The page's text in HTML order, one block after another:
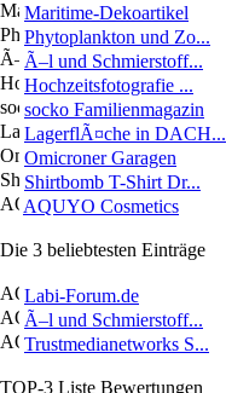
Maritime-Dekoartikel
Phytoplankton und Zo...
Ã–l und Schmierstoff...
Hochzeitsfotografie ...
socko Familienmagazin
LagerflÃ¤che in DACH...
Omicroner Garagen
Shirtbomb T-Shirt Dr...
AQUYO Cosmetics
Die 3 beliebtesten Einträge
Labi-Forum.de
Ã–l und Schmierstoff...
Trustmedianetworks S...
TOP-3 Liste Bewertungen